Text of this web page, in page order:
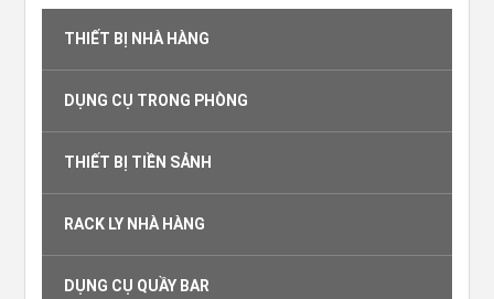
THIẾT BỊ NHÀ HÀNG
DỤNG CỤ TRONG PHÒNG
THIẾT BỊ TIỀN SẢNH
RACK LY NHÀ HÀNG
DỤNG CỤ QUẦY BAR